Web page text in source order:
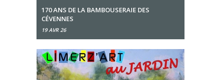
170 ANS DE LA BAMBOUSERAIE DES
CÉVENNES
19 AVR 26